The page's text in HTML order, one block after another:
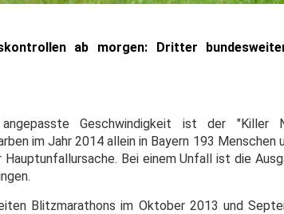
ab morgen: Dritter
Geschwindigkeit ist der "Killer
im Jahr 2014 allein in Bayern 193 Menschen
Bei einem Unfall ist die
Blitzmarathons im Oktober 2013 und